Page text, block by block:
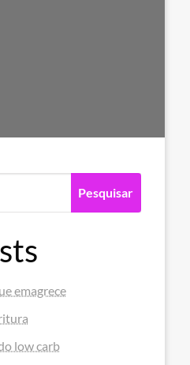
Pesquisar
emagrece
low carb